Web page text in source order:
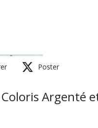
Poster
Argenté